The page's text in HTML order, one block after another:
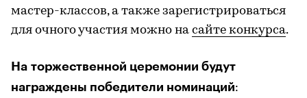
мастер-классов, а также зарегистрироваться
для очного участия можно на сайте конкурса.
На торжественной церемонии будут
награждены победители номинаций: